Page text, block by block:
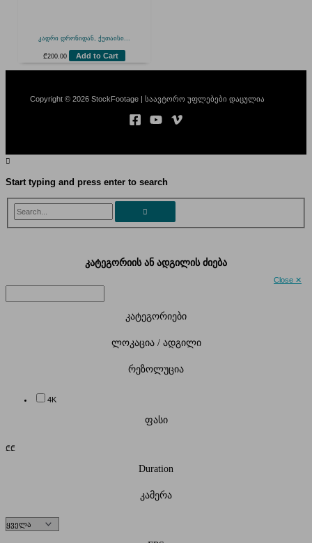
კადრი დრონიდან, ქუთაისი...
₾200.00 Add to Cart
Copyright © 2026 StockFootage | საავტორო უფლებები დაცულია
Start typing and press enter to search
Search...
Close ✕
კატეგორიის ან ადგილის ძიება
კატეგორიები
ლოკაცია / ადგილი
რეზოლუცია
4K
ფასი
₾₾
Duration
კამერა